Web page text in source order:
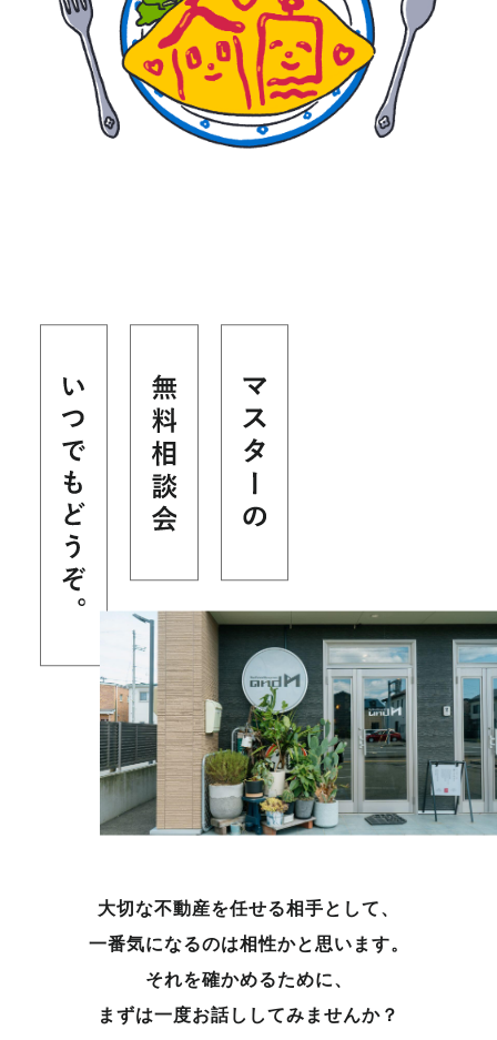
大切な不動産を任せる相手として、
一番気になるのは相性かと思います。
それを確かめるために、
まずは一度お話ししてみませんか？